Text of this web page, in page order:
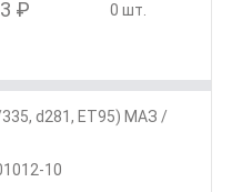
₽ 0 шт.
d281, ЕТ95) МАЗ /
10